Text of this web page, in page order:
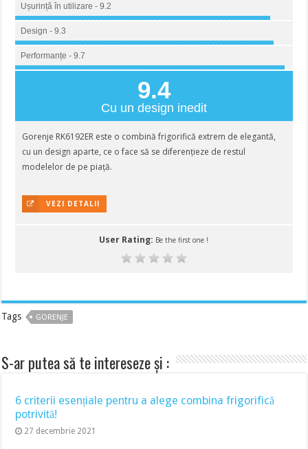
Ușurință în utilizare - 9.2
Design - 9.3
Performanțe - 9.7
9.4
Cu un design inedit
Gorenje RK6192ER este o combină frigorifică extrem de elegantă,
cu un design aparte, ce o face să se diferențieze de restul
modelelor de pe piață.
VEZI DETALII
User Rating: Be the first one !
Tags GORENJE
S-ar putea să te intereseze și :
6 criterii esențiale pentru a alege combina frigorifică
potrivită!
27 decembrie 2021